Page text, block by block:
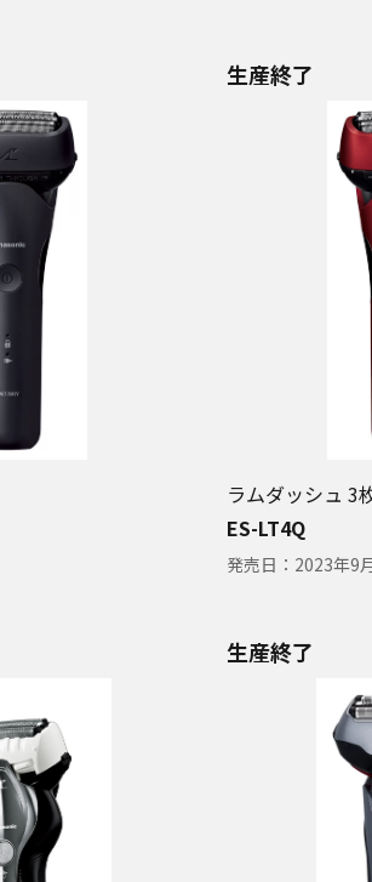
生産終了
ラムダッシュ 3
ES-LT4Q
発売日： 2023年9
生産終了